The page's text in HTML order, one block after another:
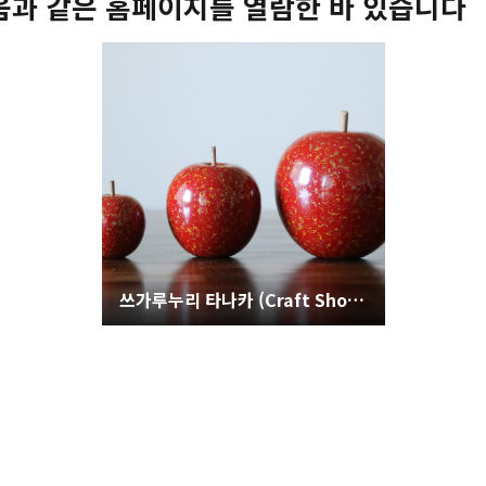
쓰가루누리 타나카 (Craft Shop TANAKA)